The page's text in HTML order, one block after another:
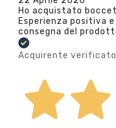
Ho acquistato
Esperienza positiva
consegna del
Acquirente verificato